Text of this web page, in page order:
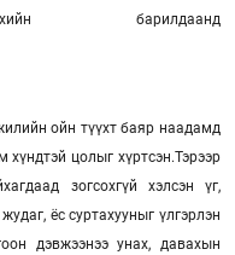
барилдаанд
ойн түүхт баяр наадамд
хүндтэй цолыг хүртсэн.Тэрээр
зогсохгүй хэлсэн үг,
ёс суртахууныг үлгэрлэн
дэвжээнээ унах, давахын